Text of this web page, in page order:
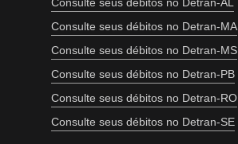
Consulte seus débitos no Detran-AL
Consulte seus débitos no Detran-MA
Consulte seus débitos no Detran-MS
Consulte seus débitos no Detran-PB
Consulte seus débitos no Detran-RO
Consulte seus débitos no Detran-SE